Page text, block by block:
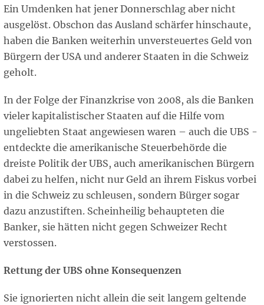
Ein Umdenken hat jener Donnerschlag aber nicht
ausgelöst. Obschon das Ausland schärfer hinschaute,
haben die Banken weiterhin unversteuertes Geld von
Bürgern der USA und anderer Staaten in die Schweiz
geholt.
In der Folge der Finanzkrise von 2008, als die Banken
vieler kapitalistischer Staaten auf die Hilfe vom
ungeliebten Staat angewiesen waren – auch die UBS -
entdeckte die amerikanische Steuerbehörde die
dreiste Politik der UBS, auch amerikanischen Bürgern
dabei zu helfen, nicht nur Geld an ihrem Fiskus vorbei
in die Schweiz zu schleusen, sondern Bürger sogar
dazu anzustiften. Scheinheilig behaupteten die
Banker, sie hätten nicht gegen Schweizer Recht
verstossen.
Rettung der UBS ohne Konsequenzen
Sie ignorierten nicht allein die seit langem geltende